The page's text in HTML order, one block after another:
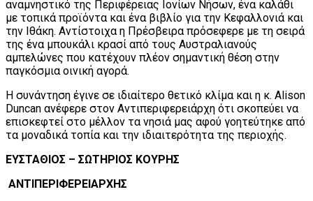
αναμνηστικό της Περιφέρειας Ιονίων Νήσων, ένα καλάθι
με τοπικά προϊόντα και ένα βιβλίο για την Κεφαλλονιά και
την Ιθάκη. Αντίστοιχα η Πρέσβειρα πρόσεφερε με τη σειρά
της ένα μπουκάλι κρασί από τους Αυστραλιανούς
αμπελώνες που κατέχουν πλέον σημαντική θέση στην
παγκόσμια οινική αγορά.
Η συνάντηση έγινε σε ιδιαίτερο θετικό κλίμα και η κ. Alison
Duncan ανέφερε στον Αντιπεριφερειάρχη ότι σκοπεύει να
επισκεφτεί στο μέλλον τα νησιά μας αφού γοητεύτηκε από
τα μοναδικά τοπία και την ιδιαιτερότητα της περιοχής.
ΕΥΣΤΑΘΙΟΣ – ΣΩΤΗΡΙΟΣ ΚΟΥΡΗΣ
ΑΝΤΙΠΕΡΙΦΕΡΕΙΑΡΧΗΣ